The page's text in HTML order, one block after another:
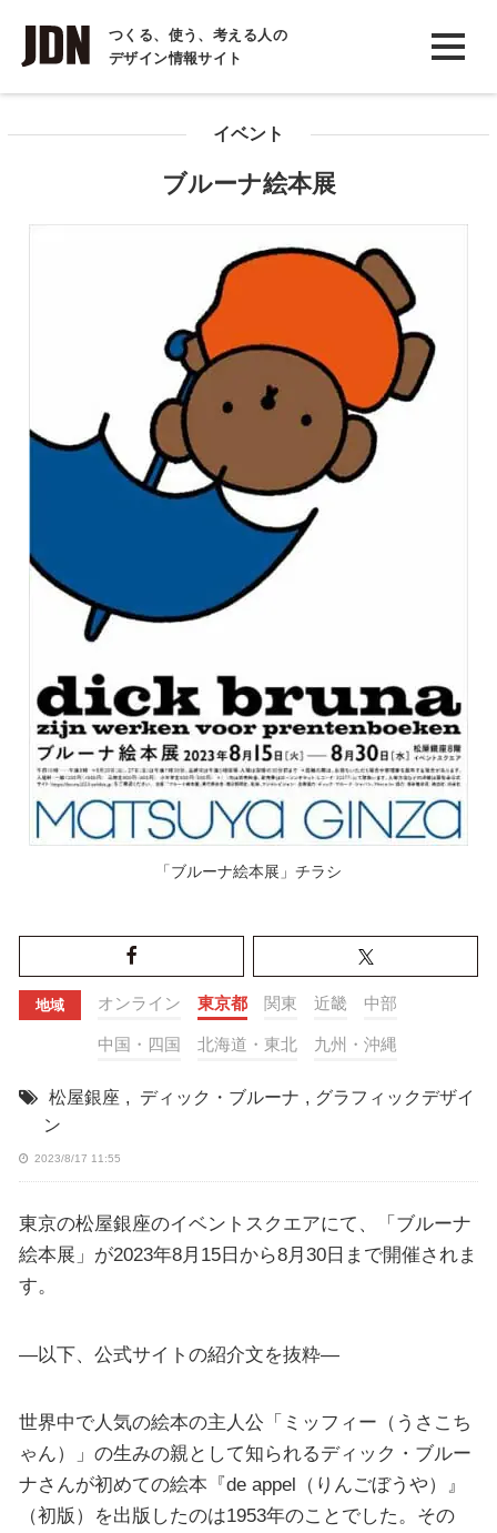
つくる、使う、考える人の
デザイン情報サイト
INTERVIEW
インタビュー
イベント
ブルーナ絵本展
「ブルーナ絵本展」チラシ
地域 オンライン 東京都 関東 近畿 中部
中国・四国 北海道・東北 九州・沖縄
松屋銀座 , ディック・ブルーナ , グラフィックデザイ
ン
2023/8/17 11:55
東京の松屋銀座のイベントスクエアにて、「ブルーナ
絵本展」が2023年8月15日から8月30日まで開催されま
す。
—以下、公式サイトの紹介文を抜粋—
世界中で人気の絵本の主人公「ミッフィー（うさこち
ゃん）」の生みの親として知られるディック・ブルー
ナさんが初めての絵本『de appel（りんごぼうや）』
（初版）を出版したのは1953年のことでした。その